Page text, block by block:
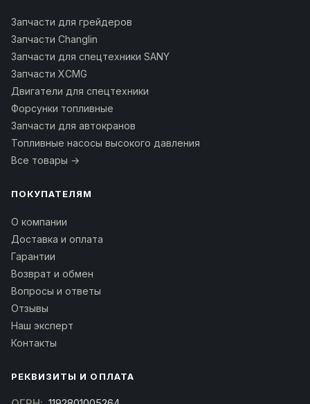
Запчасти для грейдеров
Запчасти Changlin
Запчасти для спецтехники SANY
Запчасти XCMG
Двигатели для спецтехники
Форсунки топливные
Запчасти для автокранов
Топливные насосы высокого давления
Все товары →
ПОКУПАТЕЛЯМ
О компании
Доставка и оплата
Гарантии
Возврат и обмен
Вопросы и ответы
Отзывы
Наш эксперт
Контакты
РЕКВИЗИТЫ И ОПЛАТА